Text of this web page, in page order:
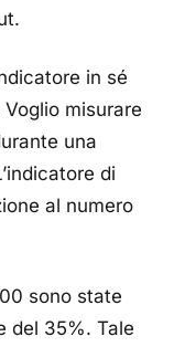
in sé
Voglio misurare
una
di
al numero
sono state
del 35%. Tale